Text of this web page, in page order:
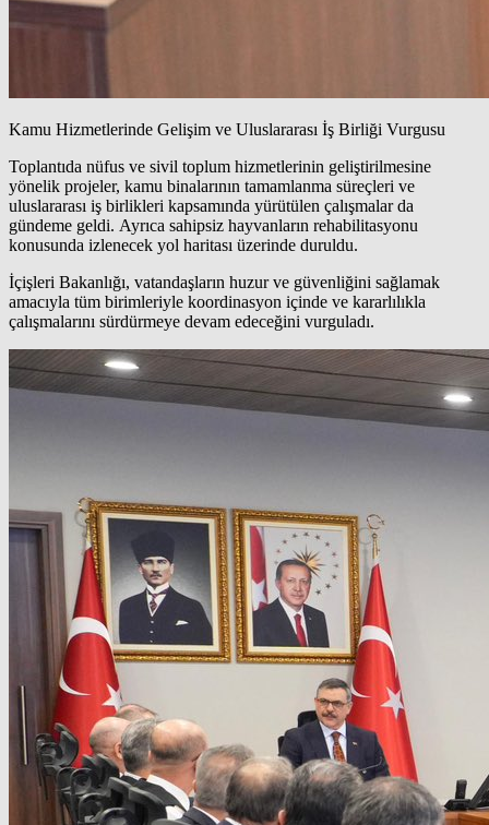
Kamu Hizmetlerinde Gelişim ve Uluslararası İş Birliği Vurgusu
Toplantıda nüfus ve sivil toplum hizmetlerinin geliştirilmesine
yönelik projeler, kamu binalarının tamamlanma süreçleri ve
uluslararası iş birlikleri kapsamında yürütülen çalışmalar da
gündeme geldi. Ayrıca sahipsiz hayvanların rehabilitasyonu
konusunda izlenecek yol haritası üzerinde duruldu.
İçişleri Bakanlığı, vatandaşların huzur ve güvenliğini sağlamak
amacıyla tüm birimleriyle koordinasyon içinde ve kararlılıkla
çalışmalarını sürdürmeye devam edeceğini vurguladı.